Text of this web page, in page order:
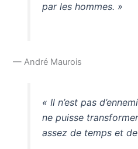
par les hommes. »
— André Maurois
« Il n’est pas
ne puisse
assez de temps et